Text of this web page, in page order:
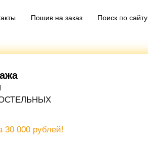
Пошив на заказ Поиск по сайту
30 000 рублей!